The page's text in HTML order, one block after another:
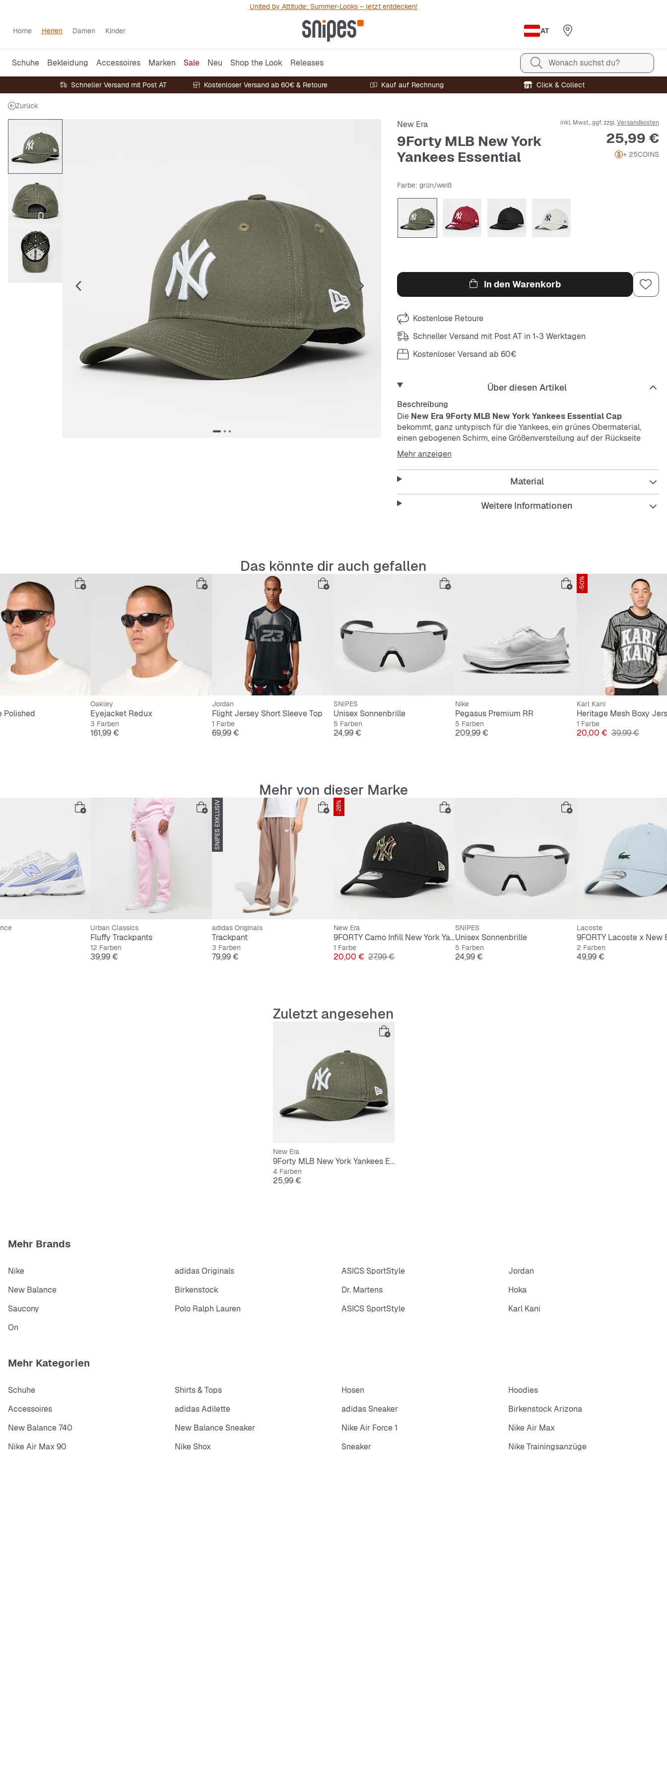
United by Attitude: Summer-Looks – jetzt entdecken!
Home Herren Damen Kinder AT
Schuhe Bekleidung Accessoires Marken Sale Neu Shop the Look Releases Wonach suchst du?
Schneller Versand mit Post AT Kostenloser Versand ab 60€ & Retoure Kauf auf Rechnung Click & Collect
Zurück
New Era
9Forty MLB New York
Yankees Essential
inkl. Mwst., ggf. zzgl.Versandkosten
Preis
25,99 €
+ 25COINS
Farbe: grün/weiß
In den Warenkorb
Kostenlose Retoure
Schneller Versand mit Post AT in 1-3 Werktagen
Kostenloser Versand ab 60€
Über diesen Artikel
Beschreibung
Die New Era 9Forty MLB New York Yankees Essential Cap
bekommt, ganz untypisch für die Yankees, ein grünes Obermaterial,
einen gebogenen Schirm, eine Größenverstellung auf der Rückseite
sowie ein weißes Yankees Stitching.
Features:
gebogener Schirm
New York Yankees Logostitching
Material: 100% Baumwolle
Mehr anzeigen
Material
Weitere Informationen
Das könnte dir auch gefallen
Polished
Oakley
Eyejacket Redux
3 Farben
Preis
161,99 €
Jordan
Flight Jersey Short Sleeve Top
1 Farbe
Preis
69,99 €
SNIPES
Unisex Sonnenbrille
5 Farben
Preis
24,99 €
Nike
Pegasus Premium RR
5 Farben
Preis
209,99 €
-50%
Karl Kani
Heritage Mesh Boxy
1 Farbe
Preis
20,00 € Originalpreis
39,99 €
Mehr von dieser Marke
Urban Classics
Fluffy Trackpants
12 Farben
Preis
39,99 €
SNIPES EXKLUSIV
adidas Originals
Trackpant
3 Farben
Preis
79,99 €
-28%
New Era
9FORTY Camo Infill New York Yankees
1 Farbe
Preis
20,00 € Originalpreis
27,99 €
SNIPES
Unisex Sonnenbrille
5 Farben
Preis
24,99 €
Lacoste
2 Farben
Preis
49,99 €
Zuletzt angesehen
New Era
9Forty MLB New York Yankees Essential
4 Farben
Preis
25,99 €
Mehr Brands
Nike adidas Originals ASICS SportStyle
Jordan
New Balance
Birkenstock Dr. Martens
Hoka
Saucony
Polo Ralph Lauren ASICS SportStyle
Karl Kani
On
Mehr Kategorien
Schuhe Shirts & Tops Hosen
Hoodies
Accessoires
adidas Adilette adidas Sneaker
Birkenstock Arizona
New Balance 740
New Balance Sneaker Nike Air Force 1
Nike Air Max
Nike Air Max 90
Nike Shox Sneaker Nike Trainingsanzüge